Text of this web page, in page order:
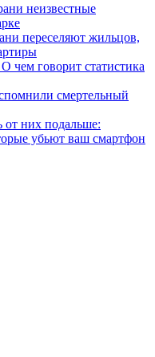
неизвестные
переселяют жильцов,
чем говорит статистика
смертельный
от них подальше:
убьют ваш смартфон